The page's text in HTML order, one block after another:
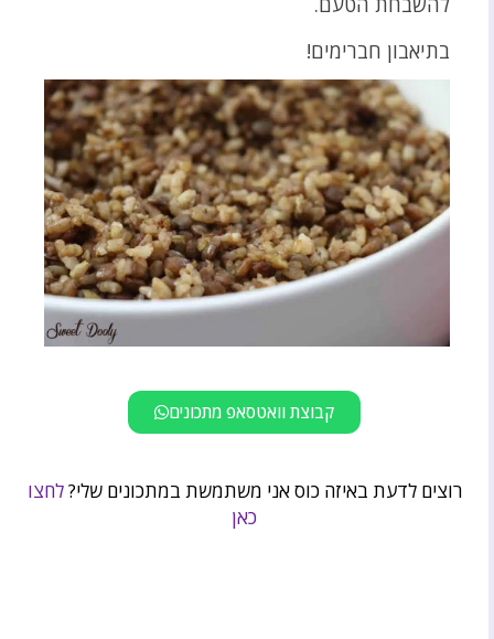
בתיאבון חברימים!
קבוצת וואטסאפ מתכונים
רוצים לדעת באיזה כוס אני משתמשת במתכונים שלי?לחצו
כאן